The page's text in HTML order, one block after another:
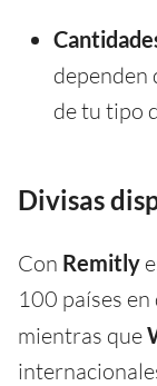
dependen
de tu tipo
Divisas
Con Remitly
100 países
mientras que